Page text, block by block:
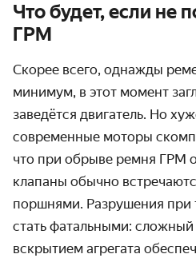
Что будет, если не
ГРМ
Скорее всего, однажды
минимум, в этот момент
заведётся двигатель. Но
современные моторы
что при обрыве ремня ГРМ
клапаны обычно
поршнями. Разрушения при
стать фатальными:
вскрытием агрегата